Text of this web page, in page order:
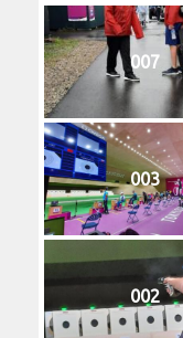
007
003
002